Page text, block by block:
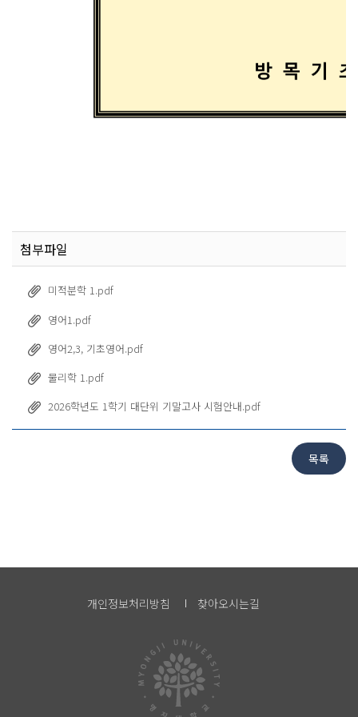
첨부파일
미적분학 1.pdf
영어1.pdf
영어2,3, 기초영어.pdf
물리학 1.pdf
2026학년도 1학기 대단위 기말고사 시험안내.pdf
개인정보처리방침 찾아오시는길